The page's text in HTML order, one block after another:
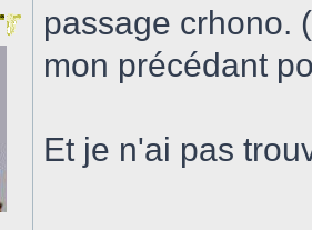
passage crhono.
mon précédant
Et je n'ai pas